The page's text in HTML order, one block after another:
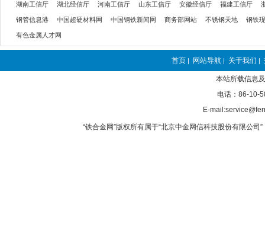
湖南工信厅 湖北经信厅 河南工信厅 山东工信厅 安徽经信厅 福建工信厅
钢管信息港 中国超硬材料网 中国钢铁新闻网 商务部网站 不锈钢天地 钢铁
有色金属人才网
首页 | 网站导航 | 关于我们 |
本站所载信息
电话：86-10-
E-
“铁合金网”版权所有属于“北京中金网信科技股份有限公司